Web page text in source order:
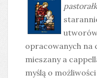
opracowanych na
mieszany a
myślą o